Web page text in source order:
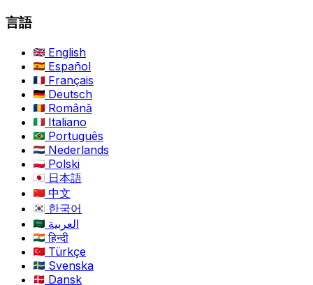
言語
English
Español
Français
Deutsch
Română
Italiano
Português
Nederlands
Polski
日本語
中文
한국어
العربية
हिन्दी
Türkçe
Svenska
Dansk